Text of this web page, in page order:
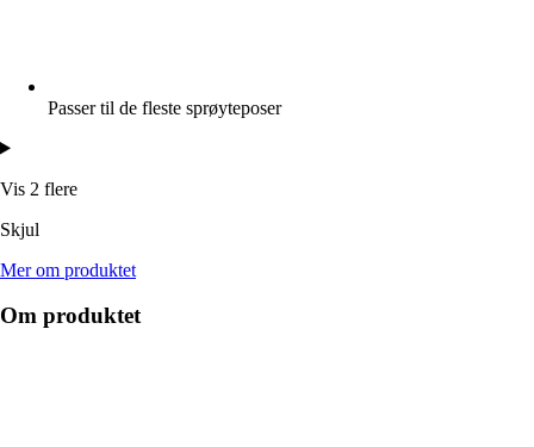
Passer til de fleste sprøyteposer
Vis 2 flere
Skjul
Mer om produktet
Om produktet